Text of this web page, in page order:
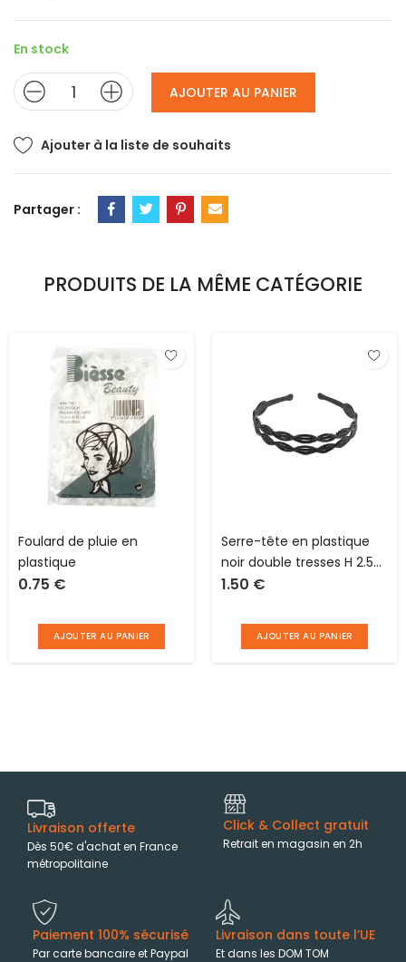
En stock
AJOUTER AU PANIER
Ajouter à la liste de souhaits
Partager :
PRODUITS DE LA MÊME CATÉGORIE
Foulard de pluie en
plastique
0.75 €
AJOUTER AU PANIER
Serre-tête en plastique
noir double tresses H 2.5
cm
1.50 €
AJOUTER AU PANIER
Livraison offerte
Dès 50€ d'achat en France
métropolitaine
Click & Collect gratuit
Retrait en magasin en 2h
Paiement 100% sécurisé
Par carte bancaire et Paypal
Livraison dans toute l’UE
Et dans les DOM TOM